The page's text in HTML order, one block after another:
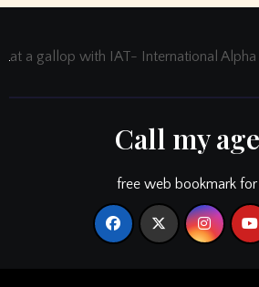
at a gallop with IAT- International Alpha
Call my
free web bookmark